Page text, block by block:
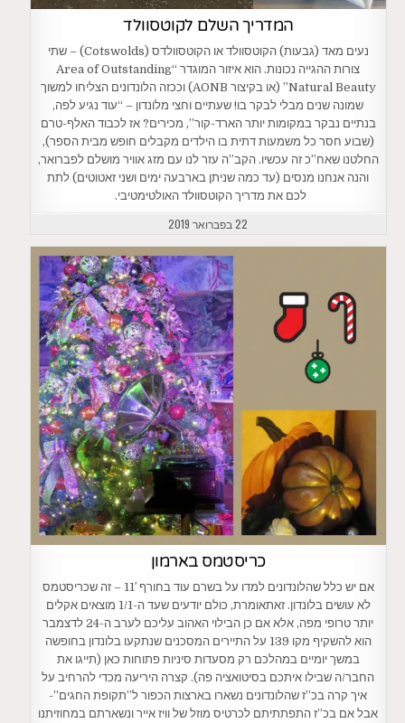
המדריך השלם לקוטסוולד
נעים מאד (גבעות) הקוטסוולד או הקוטסוולדס (Cotswolds) – שתי
צורות ההגייה נכונות. הוא איזור המוגדר “Area of Outstanding
Natural Beauty” (או בקיצור AONB) וככזה הלונדונים הצליחו למשוך
שמונה שנים מבלי לבקר בו! שעתיים וחצי מלונדון – “עוד נגיע לפה,
בנתיים נבקר במקומות יותר הארד-קור”, מכירים? אז לכבוד האלף-טרם
(שבוע חסר כל משמעות דתית בו הילדים מקבלים חופש מבית הספר),
החלטנו שאח”כ זה עכשיו. הקב”ה עזר לנו עם מזג אוויר מושלם לפברואר,
והנה אנחנו מנסים (עד כמה שניתן בארבעה ימים ושני זאטוטים) לתת
לכם את מדריך הקוטסוולד האולטימטיבי.
22 בפברואר 2019
כריסטמס בארמון
אם יש כלל שהלונדונים למדו על בשרם עוד בחורף 11′ – זה שכריסטמס
לא עושים בלונדון. זאתאומרת, כולם יודעים שעד ה-1/1 מוצאים אקלים
יותר טרופי מפה, אלא אם כן הבילוי האהוב עליכם לערב ה-24 לדצמבר
הוא להשקיף מקו 139 על התיירים המסכנים שנתקעו בלונדון בחופשה
במשך יומיים במהלכם רק מסעדות סיניות פתוחות כאן (תייגו את
החבר/ה שבילו איתכם בסיטואציה פה). קצרה היריעה מכדי להרחיב על
איך קרה בכ”ז שהלונדונים נשארו בארצות הכפור ל”תקופת החגים”-
אבל אם בכ”ז התפתתיתם לכרטיס מוזל של וויז אייר ונשארתם במחוזיתנו